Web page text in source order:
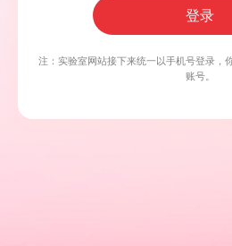
登录
注：实验室网站接下来统一以手机号登录，
账号。